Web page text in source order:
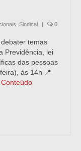
Sindical 0
temas
Previdência, lei
das pessoas
às 14h 📍
Conteúdo